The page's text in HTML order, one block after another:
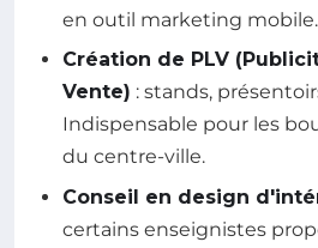
en outil marketing mobile.
Création de PLV
Vente) : stands,
Indispensable pour les
du centre-ville.
Conseil en design
certains enseignistes